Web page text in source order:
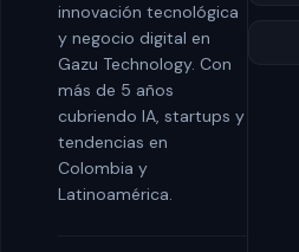
innovación tecnológica
y negocio digital en
Gazu Technology. Con
más de 5 años
cubriendo IA, startups y
tendencias en
Colombia y
Latinoamérica.